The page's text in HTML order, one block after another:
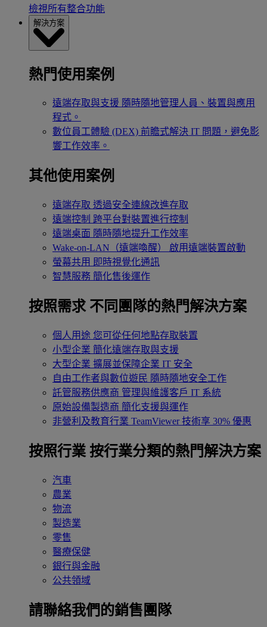
檢視所有整合功能
解決方案
熱門使用案例
遠端存取與支援 隨時隨地管理人員、裝置與應用
程式。
數位員工體驗 (DEX) 前瞻式解決 IT 問題，避免影
響工作效率。
其他使用案例
遠端存取 透過安全連線改進存取
遠端控制 跨平台對裝置進行控制
遠端桌面 隨時隨地提升工作效率
Wake-on-LAN（遠端喚醒）
啟用遠端裝置啟動
螢幕共用 即時視覺化通訊
智慧服務 簡化售後運作
按照需求 不同團隊的熱門解決方案
個人用途 您可從任何地點存取裝置
小型企業 簡化遠端存取與支援
大型企業 擴展並保障企業 IT 安全
自由工作者與數位遊民 隨時隨地安全工作
託管服務供應商 管理與維護客戶 IT 系統
原始設備製造商 簡化支援與運作
非營利及教育行業 TeamViewer 技術享 30% 優惠
按照行業 按行業分類的熱門解決方案
汽車
農業
物流
製造業
零售
醫療保健
銀行與金融
公共領域
請聯絡我們的銷售團隊